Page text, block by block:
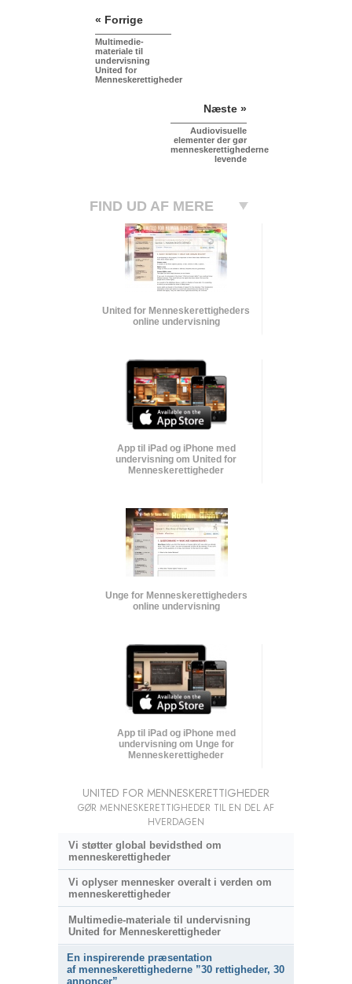
« Forrige
Multimedie-
materiale til
undervisning
United for
Menneskerettigheder
Næste »
Audiovisuelle
elementer der gør
menneskerettighederne
levende
FIND UD AF MERE
United for Menneskerettigheders
online undervisning
App til iPad og iPhone med
undervisning om United for
Menneskerettigheder
Unge for Menneskerettigheders
online undervisning
App til iPad og iPhone med
undervisning om Unge for
Menneskerettigheder
UNITED FOR MENNESKERETTIGHEDER
GØR MENNESKERETTIGHEDER TIL EN DEL AF
HVERDAGEN
Vi støtter global bevidsthed om
menneskerettigheder
Vi oplyser mennesker overalt i verden om
menneskerettigheder
Multimedie-materiale til undervisning
United for Menneskerettigheder
En inspirerende præsentation
af menneskerettighederne ”30 rettigheder, 30
annoncer”